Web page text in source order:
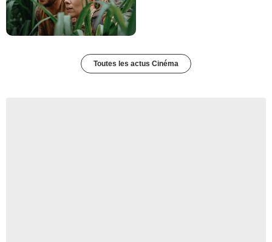
Toutes les actus Cinéma